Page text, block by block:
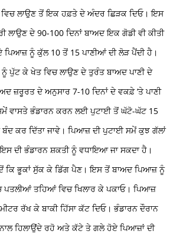
ਵਿਚ ਲਾਉਣ ਤੋਂ ਇਕ ਹਫ਼ਤੇ ਦੇ ਅੰਦਰ ਛਿੜਕ ਦਿਓ। ਇਸ
ਲਾਉਣ ਦੇ 90-100 ਦਿਨਾਂ ਬਾਅਦ ਇਕ ਗੋਡੀ ਵੀ ਕੀਤੀ
ਪਿਆਜ਼ ਨੂੰ ਕੁੱਲ 10 ਤੋਂ 15 ਪਾਣੀਆਂ ਦੀ ਲੋੜ ਪੈਂਦੀ ਹੈ।
ਪੁੱਟ ਕੇ ਖੇਤ ਵਿਚ ਲਾਉਣ ਦੇ ਤੁਰੰਤ ਬਾਅਦ ਪਾਣੀ ਦੇ
ਜ਼ਰੂਰਤ ਦੇ ਅਨੁਸਾਰ 7-10 ਦਿਨਾਂ ਦੇ ਵਕਫ਼ੇ ‘ਤੇ ਪਾਣੀ
ਵਾਸਤੇ ਭੰਡਾਰਨ ਕਰਨ ਲਈ ਪੁਟਾਈ ਤੋਂ ਘੱਟੋ-ਘੱਟ 15
ਬੰਦ ਕਰ ਦਿੱਤਾ ਜਾਵੇ। ਪਿਆਜ਼ ਦੀ ਪੁਟਾਈ ਸਮੇਂ ਕੁਝ ਗੱਲਾਂ
ਦੀ ਭੰਡਾਰਨ ਸ਼ਕਤੀ ਨੂੰ ਵਧਾਇਆ ਜਾ ਸਕਦਾ ਹੈ।
ਕਿ ਭੂਕਾਂ ਸੁੱਕ ਕੇ ਡਿੱਗ ਪੈਣ। ਇਸ ਤੋਂ ਬਾਅਦ ਪਿਆਜ਼ ਨੂੰ
ਪਤਲੀਆਂ ਤਹਿਆਂ ਵਿਚ ਖਿਲਾਰ ਕੇ ਪਕਾਓ। ਪਿਆਜ਼
ਰੱਖ ਕੇ ਬਾਕੀ ਹਿੱਸਾ ਕੱਟ ਦਿਓ। ਭੰਡਾਰਨ ਦੌਰਾਨ
ਹਿਲਾਉਂਦੇ ਰਹੋ ਅਤੇ ਕੱਟੇ ਤੇ ਗਲੇ ਹੋਏ ਪਿਆਜ਼ਾਂ ਦੀ